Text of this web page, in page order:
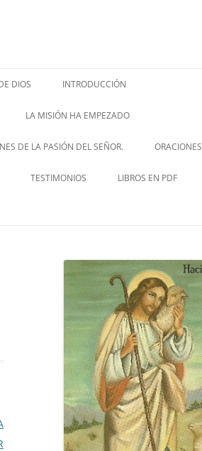
DIOS INTRODUCCIÓN
LA MISIÓN HA EMPEZADO
– ENGLISH –
DE LA PASIÓN DEL SEÑOR. ORACIONES
VIA CRUCIS
TESTIMONIOS LIBROS EN PDF